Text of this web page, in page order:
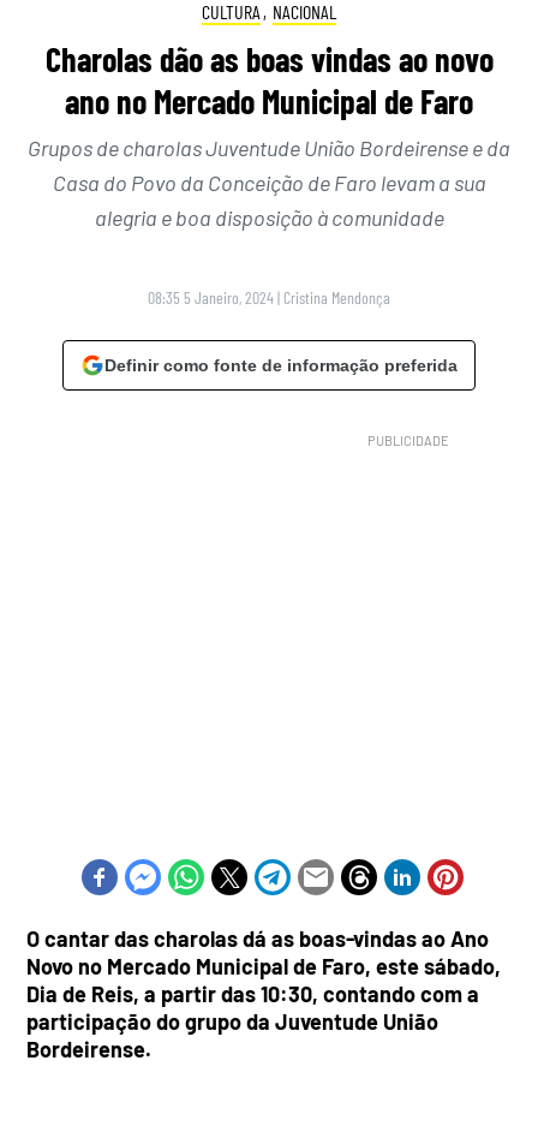
CULTURA , NACIONAL
Charolas dão as boas vindas ao novo
ano no Mercado Municipal de Faro
Grupos de charolas Juventude União Bordeirense e da
Casa do Povo da Conceição de Faro levam a sua
alegria e boa disposição à comunidade
08:35 5 Janeiro, 2024| Cristina Mendonça
Definir como fonte de informação preferida
O cantar das charolas dá as boas-vindas ao Ano
Novo no Mercado Municipal de Faro, este sábado,
Dia de Reis, a partir das 10:30, contando com a
participação do grupo da Juventude União
Bordeirense.